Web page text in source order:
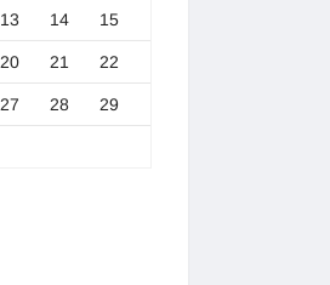
13 14 15
20 21 22
27 28 29